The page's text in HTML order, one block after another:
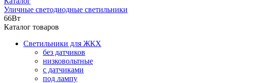
Уличные светодиодные светильники
66Вт
Каталог товаров
Светильники для ЖКХ
без датчиков
низковольтные
с датчиками
под лампу